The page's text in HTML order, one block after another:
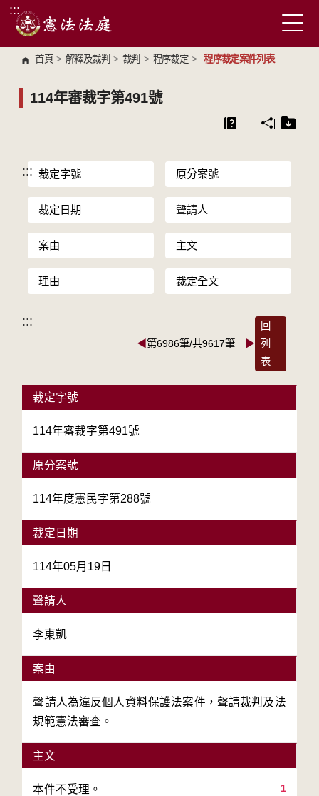
跳到主要內容區塊
:::
首頁 > 解釋及裁判 > 裁判 > 程序裁定 > 程序裁定案件列表
114年審裁字第491號
::: 裁定字號 原分案號
裁定日期 聲請人
案由 主文
理由 裁定全文
:::
◀第6986筆/共9617筆 ▶
回
列
表
裁定字號
114年審裁字第491號
原分案號
114年度憲民字第288號
裁定日期
114年05月19日
聲請人
李東凱
案由
聲請人為違反個人資料保護法案件，聲請裁判及法
規範憲法審查。
主文
1
本件不受理。